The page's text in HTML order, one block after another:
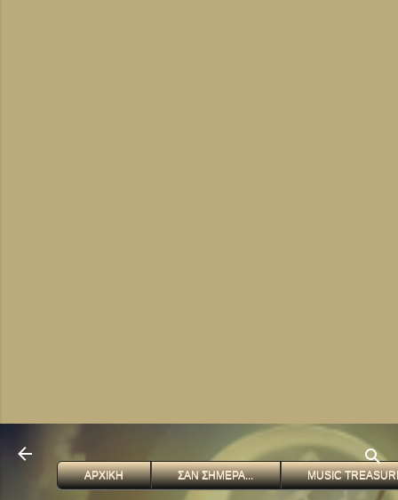
ΑΡΧΙΚΗ ΣΑΝ ΣΗΜΕΡΑ... MUSIC